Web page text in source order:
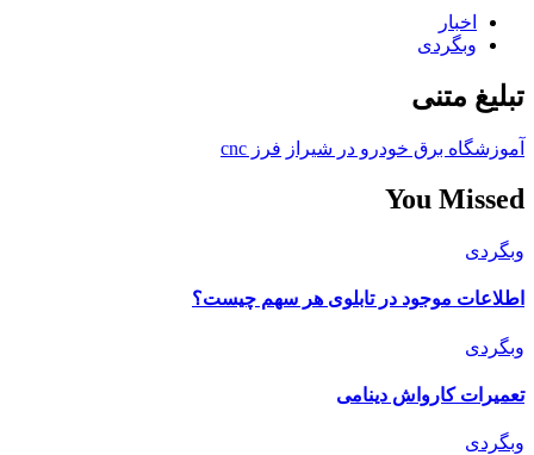
اخبار
وبگردی
تبلیغ متنی
آموزشگاه برق خودرو در شیراز فرز cnc
You Missed
وبگردی
اطلاعات موجود در تابلوی هر سهم چیست؟
وبگردی
تعمیرات کارواش دینامی
وبگردی